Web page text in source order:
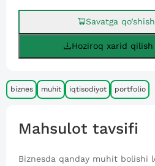
Savatga qo’shish
Hoziroq xarid qilish
biznes muhit iqtisodiyot portfolio
Mahsulot tavsifi
Biznesda qanday muhit bolishi